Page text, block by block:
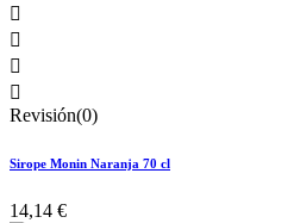




Revisión(0)
Sirope Monin Naranja 70 cl
14,14 €